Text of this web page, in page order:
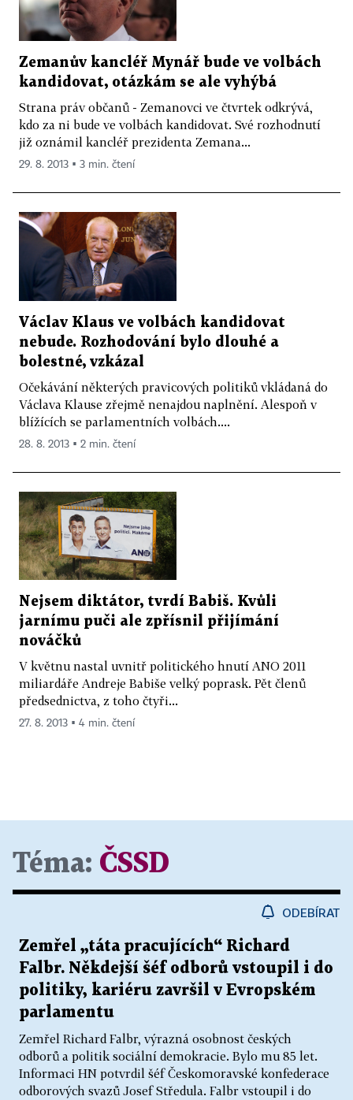
Zemanův kancléř Mynář bude ve volbách
kandidovat, otázkám se ale vyhýbá
Strana práv občanů - Zemanovci ve čtvrtek odkrývá,
kdo za ni bude ve volbách kandidovat. Své rozhodnutí
již oznámil kancléř prezidenta Zemana...
29. 8. 2013 ▪ 3 min. čtení
Václav Klaus ve volbách kandidovat
nebude. Rozhodování bylo dlouhé a
bolestné, vzkázal
Očekávání některých pravicových politiků vkládaná do
Václava Klause zřejmě nenajdou naplnění. Alespoň v
blížících se parlamentních volbách....
28. 8. 2013 ▪ 2 min. čtení
Nejsem diktátor, tvrdí Babiš. Kvůli
jarnímu puči ale zpřísnil přijímání
nováčků
V květnu nastal uvnitř politického hnutí ANO 2011
miliardáře Andreje Babiše velký poprask. Pět členů
předsednictva, z toho čtyři...
27. 8. 2013 ▪ 4 min. čtení
Téma: ČSSD
ODEBÍRAT
Zemřel „táta pracujících“ Richard
Falbr. Někdejší šéf odborů vstoupil i do
politiky, kariéru završil v Evropském
parlamentu
Zemřel Richard Falbr, výrazná osobnost českých
odborů a politik sociální demokracie. Bylo mu 85 let.
Informaci HN potvrdil šéf Českomoravské konfederace
odborových svazů Josef Středula. Falbr vstoupil i do